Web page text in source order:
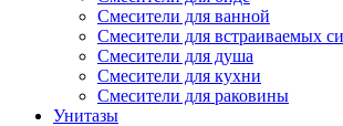
Смесители для ванной
Смесители для встраиваемых
Смесители для душа
Смесители для кухни
Смесители для раковины
Унитазы